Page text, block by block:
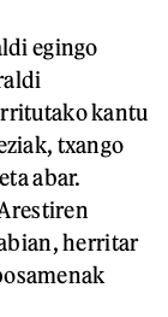
egingo
kantu
txango
abar.
herritar